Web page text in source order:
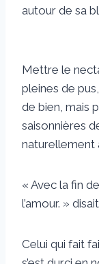
autour de sa
Mettre le
pleines de
de bien, mais
saisonnières
naturellement
« Avec la fin
l’amour. »
Celui qui fait